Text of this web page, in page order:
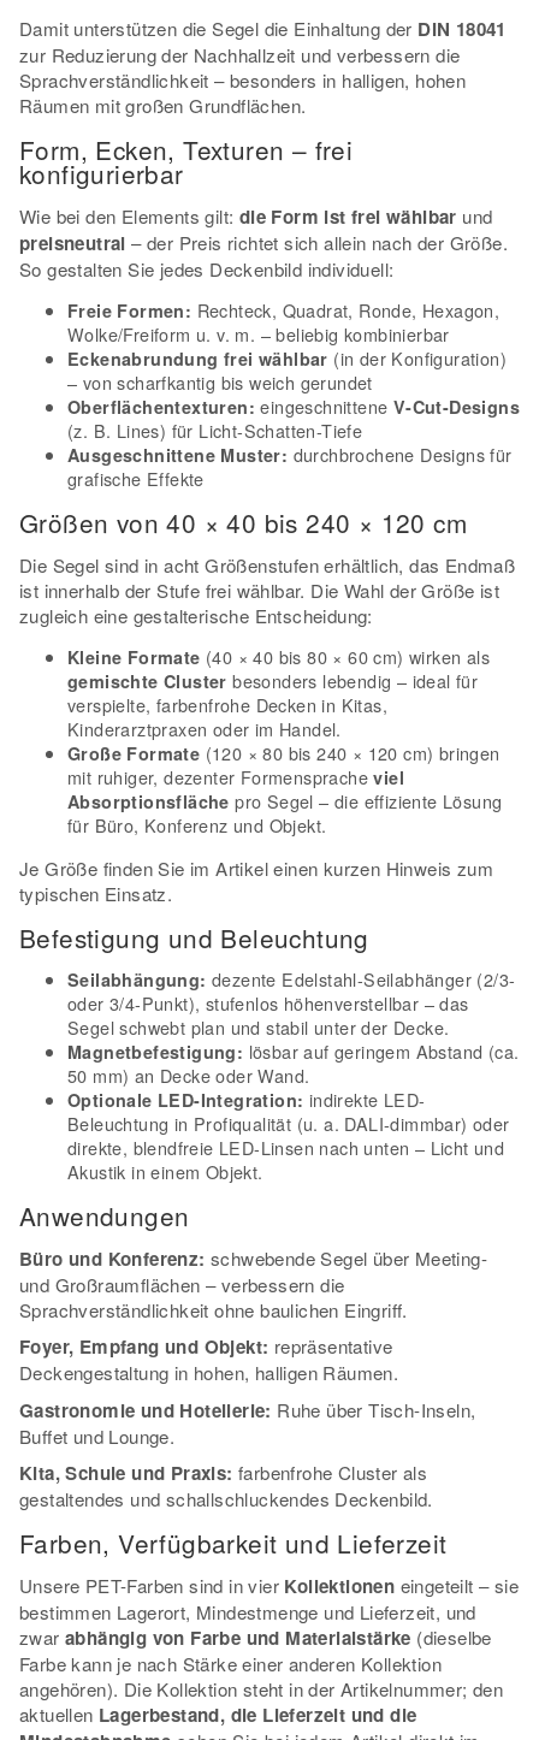
Damit unterstützen die Segel die Einhaltung der DIN 18041
zur Reduzierung der Nachhallzeit und verbessern die
Sprachverständlichkeit – besonders in halligen, hohen
Räumen mit großen Grundflächen.
Form, Ecken, Texturen – frei
konfigurierbar
Wie bei den Elements gilt: die Form ist frei wählbar und
preisneutral – der Preis richtet sich allein nach der Größe.
So gestalten Sie jedes Deckenbild individuell:
Freie Formen: Rechteck, Quadrat, Ronde, Hexagon,
Wolke/Freiform u. v. m. – beliebig kombinierbar
Eckenabrundung frei wählbar (in der Konfiguration)
– von scharfkantig bis weich gerundet
Oberflächentexturen: eingeschnittene V-Cut-Designs
(z. B. Lines) für Licht-Schatten-Tiefe
Ausgeschnittene Muster: durchbrochene Designs für
grafische Effekte
Größen von 40 × 40 bis 240 × 120 cm
Die Segel sind in acht Größenstufen erhältlich, das Endmaß
ist innerhalb der Stufe frei wählbar. Die Wahl der Größe ist
zugleich eine gestalterische Entscheidung:
Kleine Formate (40 × 40 bis 80 × 60 cm) wirken als
gemischte Cluster besonders lebendig – ideal für
verspielte, farbenfrohe Decken in Kitas,
Kinderarztpraxen oder im Handel.
Große Formate (120 × 80 bis 240 × 120 cm) bringen
mit ruhiger, dezenter Formenspracheviel
Absorptionsfläche pro Segel – die effiziente Lösung
für Büro, Konferenz und Objekt.
Je Größe finden Sie im Artikel einen kurzen Hinweis zum
typischen Einsatz.
Befestigung und Beleuchtung
Seilabhängung: dezente Edelstahl-Seilabhänger (2/3-
oder 3/4-Punkt), stufenlos höhenverstellbar – das
Segel schwebt plan und stabil unter der Decke.
Magnetbefestigung: lösbar auf geringem Abstand (ca.
50 mm) an Decke oder Wand.
Optionale LED-Integration: indirekte LED-
Beleuchtung in Profiqualität (u. a. DALI-dimmbar) oder
direkte, blendfreie LED-Linsen nach unten – Licht und
Akustik in einem Objekt.
Anwendungen
Büro und Konferenz: schwebende Segel über Meeting-
und Großraumflächen – verbessern die
Sprachverständlichkeit ohne baulichen Eingriff.
Foyer, Empfang und Objekt: repräsentative
Deckengestaltung in hohen, halligen Räumen.
Gastronomie und Hotellerie: Ruhe über Tisch-Inseln,
Buffet und Lounge.
Kita, Schule und Praxis: farbenfrohe Cluster als
gestaltendes und schallschluckendes Deckenbild.
Farben, Verfügbarkeit und Lieferzeit
Unsere PET-Farben sind in vier Kollektionen eingeteilt – sie
bestimmen Lagerort, Mindestmenge und Lieferzeit, und
zwar abhängig von Farbe und Materialstärke (dieselbe
Farbe kann je nach Stärke einer anderen Kollektion
angehören). Die Kollektion steht in der Artikelnummer; den
aktuellen Lagerbestand, die Lieferzeit und die